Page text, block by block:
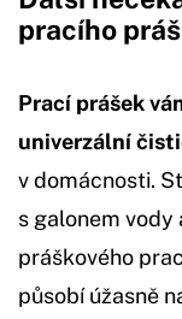
pracího
Prací prášek
univerzální
v domácnosti.
s galonem vody
práškového
působí úžasně